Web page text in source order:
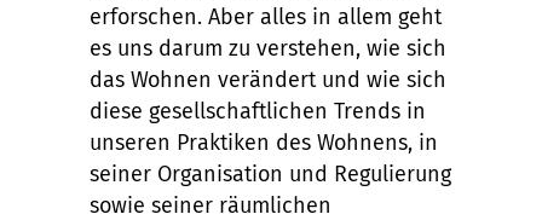
erforschen. Aber alles in allem geht
es uns darum zu verstehen, wie sich
das Wohnen verändert und wie sich
diese gesellschaftlichen Trends in
unseren Praktiken des Wohnens, in
seiner Organisation und Regulierung
sowie seiner räumlichen